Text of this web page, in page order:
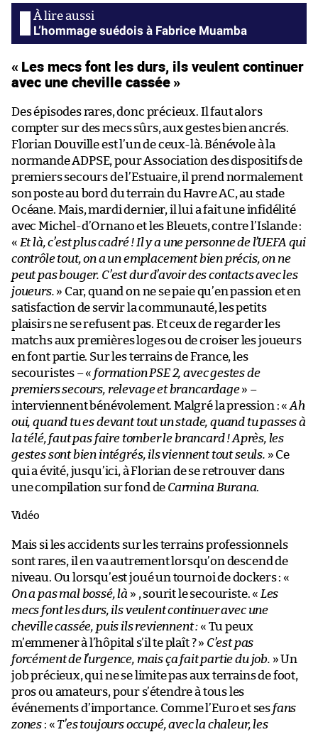
L’hommage suédois à Fabrice Muamba
« Les mecs font les durs, ils veulent continuer
avec une cheville cassée »
Des épisodes rares, donc précieux. Il faut alors
compter sur des mecs sûrs, aux gestes bien ancrés.
Florian Douville est l’un de ceux-là. Bénévole à la
normande ADPSE, pour Association des dispositifs de
premiers secours de l’Estuaire, il prend normalement
son poste au bord du terrain du Havre AC, au stade
Océane. Mais, mardi dernier, il lui a fait une infidélité
avec Michel-d’Ornano et les Bleuets, contre l’Islande :
« Et là, c’est plus cadré ! Il y a une personne de l’UEFA qui
contrôle tout, on a un emplacement bien précis, on ne
peut pas bouger. C’est dur d’avoir des contacts avec les
joueurs. » Car, quand on ne se paie qu’en passion et en
satisfaction de servir la communauté, les petits
plaisirs ne se refusent pas. Et ceux de regarder les
matchs aux premières loges ou de croiser les joueurs
en font partie. Sur les terrains de France, les
secouristes – « formation PSE 2, avec gestes de
premiers secours, relevage et brancardage» –
interviennent bénévolement. Malgré la pression : « Ah
oui, quand tu es devant tout un stade, quand tu passes à
la télé, faut pas faire tomber le brancard ! Après, les
gestes sont bien intégrés, ils viennent tout seuls. » Ce
qui a évité, jusqu’ici, à Florian de se retrouver dans
une compilation sur fond de Carmina Burana.
Vidéo
Mais si les accidents sur les terrains professionnels
sont rares, il en va autrement lorsqu’on descend de
niveau. Ou lorsqu’est joué un tournoi de dockers : «
On a pas mal bossé, là » , sourit le secouriste. « Les
mecs font les durs, ils veulent continuer avec une
cheville cassée, puis ils reviennent : « Tu peux
m’emmener à l’hôpital s’il te plaît ? » C’est pas
forcément de l’urgence, mais ça fait partie du job. » Un
job précieux, qui ne se limite pas aux terrains de foot,
pros ou amateurs, pour s’étendre à tous les
événements d’importance. Comme l’Euro et ses fans
zones : « T’es toujours occupé, avec la chaleur, les